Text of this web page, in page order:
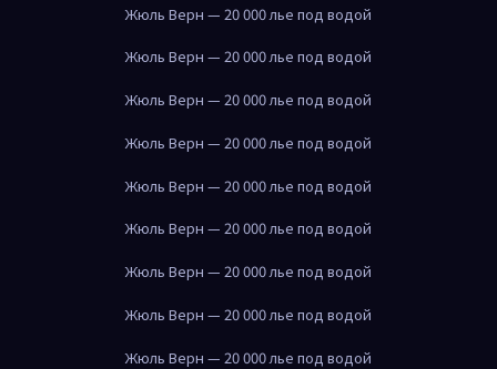
Жюль Верн — 20 000 лье под водой
Жюль Верн — 20 000 лье под водой
Жюль Верн — 20 000 лье под водой
Жюль Верн — 20 000 лье под водой
Жюль Верн — 20 000 лье под водой
Жюль Верн — 20 000 лье под водой
Жюль Верн — 20 000 лье под водой
Жюль Верн — 20 000 лье под водой
Жюль Верн — 20 000 лье под водой